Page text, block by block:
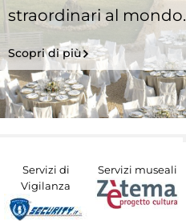
straordinari al mondo.
Scopri di più
Servizi di
Vigilanza
Servizi museali